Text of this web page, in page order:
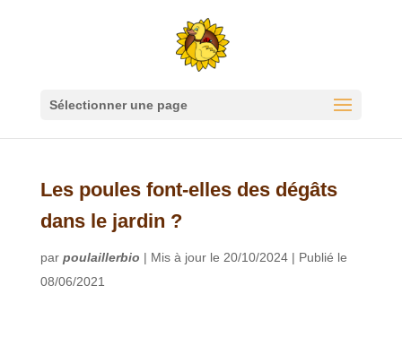
Sélectionner une page
Les poules font-elles des dégâts
dans le jardin ?
par poulaillerbio | Mis à jour le 20/10/2024 | Publié le
08/06/2021